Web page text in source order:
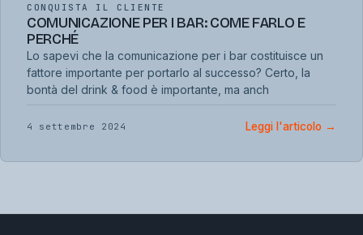
CONQUISTA IL CLIENTE
COMUNICAZIONE PER I BAR: COME FARLO E
PERCHÉ
Lo sapevi che la comunicazione per i bar costituisce un
fattore importante per portarlo al successo? Certo, la
bontà del drink & food è importante, ma anch
4 settembre 2024 Leggi l'articolo →